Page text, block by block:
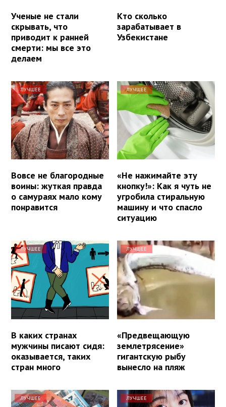
Ученые не стали
скрывать, что
приводит к ранней
смерти: мы все это
делаем
Кто сколько
зарабатывает в
Узбекистане
ЛУЧШЕЕ
Вовсе не благородные
воины: жуткая правда
о самураях мало кому
понравится
ЛУЧШЕЕ
«Не нажимайте эту
кнопку!»: Как я чуть не
угробила стиральную
машину и что спасло
ситуацию
ЛУЧШЕЕ
В каких странах
мужчины писают сидя:
оказывается, таких
стран много
ЛУЧШЕЕ
«Предвещающую
землетрясение»
гигантскую рыбу
вынесло на пляж
ЛУЧШЕЕ ЛУЧШЕЕ